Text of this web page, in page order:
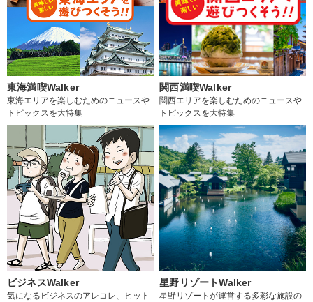
東海満喫Walker
東海エリアを楽しむためのニュースや
トピックスを大特集
関西満喫Walker
関西エリアを楽しむためのニュースや
トピックスを大特集
ビジネスWalker
気になるビジネスのアレコレ、ヒット
星野リゾートWalker
星野リゾートが運営する多彩な施設の